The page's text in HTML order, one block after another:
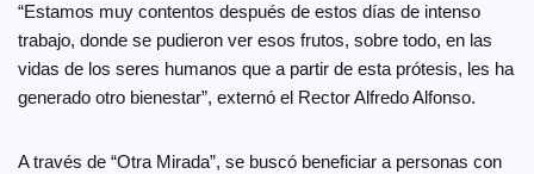
“Estamos muy contentos después de estos días de intenso
trabajo, donde se pudieron ver esos frutos, sobre todo, en las
vidas de los seres humanos que a partir de esta prótesis, les ha
generado otro bienestar”, externó el Rector Alfredo Alfonso.
A través de “Otra Mirada”, se buscó beneficiar a personas con